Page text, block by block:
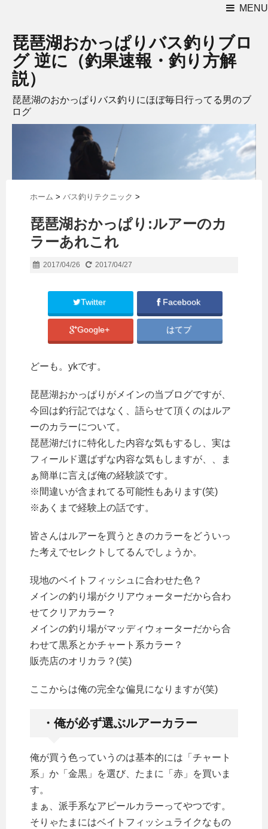
MENU
琵琶湖おかっぱりバス釣りブロ
グ 逆に（釣果速報・釣り方解
説）
琵琶湖のおかっぱりバス釣りにほぼ毎日行ってる男のブ
ログ
ホーム > バス釣りテクニック >
琵琶湖おかっぱり:ルアーのカ
ラーあれこれ
2017/04/26 2017/04/27
Twitter Facebook
Google+ はてブ
どーも。ykです。
琵琶湖おかっぱりがメインの当ブログですが、
今回は釣行記ではなく、語らせて頂くのはルア
ーのカラーについて。
琵琶湖だけに特化した内容な気もするし、実は
フィールド選ばずな内容な気もしますが、、ま
ぁ簡単に言えば俺の経験談です。
※間違いが含まれてる可能性もあります(笑)
※あくまで経験上の話です。
皆さんはルアーを買うときのカラーをどういっ
た考えでセレクトしてるんでしょうか。
現地のベイトフィッシュに合わせた色？
メインの釣り場がクリアウォーターだから合わ
せてクリアカラー？
メインの釣り場がマッディウォーターだから合
わせて黒系とかチャート系カラー？
販売店のオリカラ？(笑)
ここからは俺の完全な偏見になりますが(笑)
・俺が必ず選ぶルアーカラー
俺が買う色っていうのは基本的には「チャート
系」か「金黒」を選び、たまに「赤」を買いま
す。
まぁ、派手系なアピールカラーってやつです。
そりゃたまにはベイトフィッシュライクなもの